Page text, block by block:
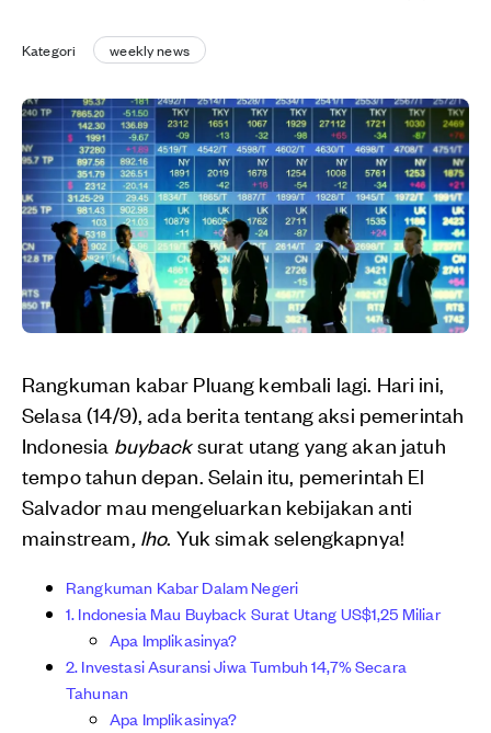
Kategori weekly news
Rangkuman kabar Pluang kembali lagi. Hari ini,
Selasa (14/9), ada berita tentang aksi pemerintah
Indonesia buybacksurat utang yang akan jatuh
tempo tahun depan. Selain itu, pemerintah El
Salvador mau mengeluarkan kebijakan anti
mainstream, lho. Yuk simak selengkapnya!
Rangkuman Kabar Dalam Negeri
1. Indonesia Mau Buyback Surat Utang US$1,25 Miliar
Apa Implikasinya?
2. Investasi Asuransi Jiwa Tumbuh 14,7% Secara
Tahunan
Apa Implikasinya?